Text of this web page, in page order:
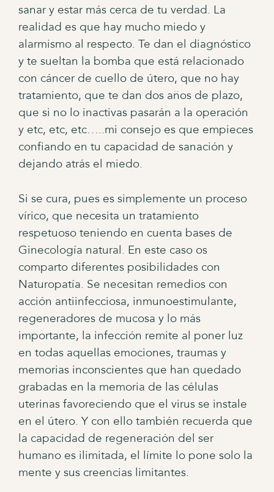
sanar y estar más cerca de tu verdad. La
realidad es que hay mucho miedo y
alarmismo al respecto. Te dan el diagnóstico
y te sueltan la bomba que está relacionado
con cáncer de cuello de útero, que no hay
tratamiento, que te dan dos años de plazo,
que si no lo inactivas pasarán a la operación
y etc, etc, etc…..mi consejo es que empieces
confiando en tu capacidad de sanación y
dejando atrás el miedo.
Si se cura, pues es simplemente un proceso
vírico, que necesita un tratamiento
respetuoso teniendo en cuenta bases de
Ginecología natural. En este caso os
comparto diferentes posibilidades con
Naturopatía. Se necesitan remedios con
acción antiinfecciosa, inmunoestimulante,
regeneradores de mucosa y lo más
importante, la infección remite al poner luz
en todas aquellas emociones, traumas y
memorias inconscientes que han quedado
grabadas en la memoria de las células
uterinas favoreciendo que el virus se instale
en el útero. Y con ello también recuerda que
la capacidad de regeneración del ser
humano es ilimitada, el límite lo pone solo la
mente y sus creencias limitantes.